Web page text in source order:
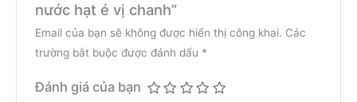
nước hạt é vị chanh”
Email của bạn sẽ không được hiển thị công khai. Các
trường bắt buộc được đánh dấu *
Đánh giá của bạn